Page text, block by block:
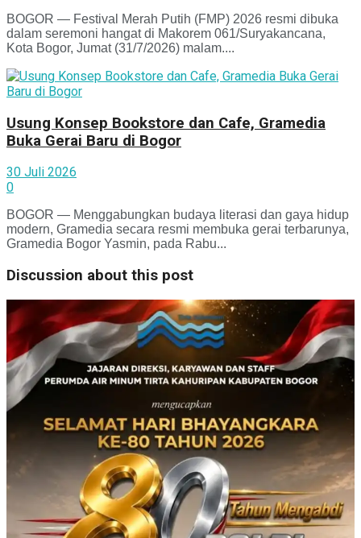
BOGOR — Festival Merah Putih (FMP) 2026 resmi dibuka
dalam seremoni hangat di Makorem 061/Suryakancana,
Kota Bogor, Jumat (31/7/2026) malam....
Usung Konsep Bookstore dan Cafe, Gramedia
Buka Gerai Baru di Bogor
30 Juli 2026
0
BOGOR — Menggabungkan budaya literasi dan gaya hidup
modern, Gramedia secara resmi membuka gerai terbarunya,
Gramedia Bogor Yasmin, pada Rabu...
Discussion about this post